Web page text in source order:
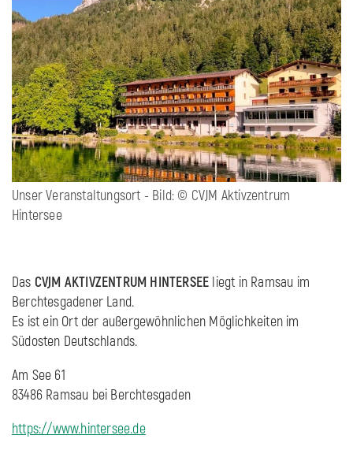
Unser Veranstaltungsort - Bild: © CVJM Aktivzentrum
Hintersee
Das CVJM AKTIVZENTRUM HINTERSEE liegt in Ramsau im
Berchtesgadener Land.
Es ist ein Ort der außergewöhnlichen Möglichkeiten im
Südosten Deutschlands.
Am See 61
83486 Ramsau bei Berchtesgaden
https://www.hintersee.de